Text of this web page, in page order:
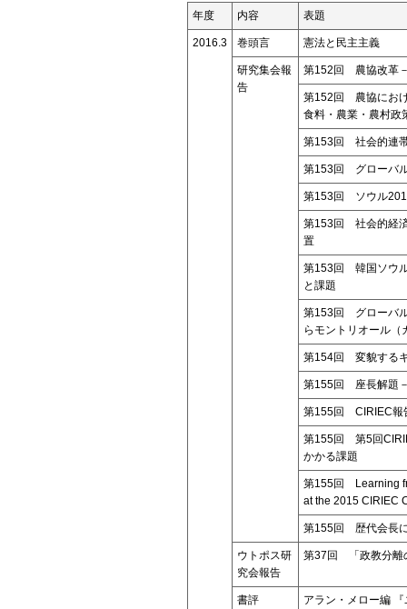
年度 内容 表題
2016.3 巻頭言 憲法と民主主義
研究集会報
告
第152回 農協改革
第152回 農協にお
食料・農業・農村政
第153回 社会的連
第153回 グローバ
第153回 ソウル
第153回 社会的経
置
第153回 韓国ソウ
と課題
第153回 グローバ
らモントリオール（
第154回 変貌する
第155回 座長解題
第155回 CIRIEC報
第155回 第5回
かかる課題
第155回 Learning
at the 2015 CIRIEC
第155回 歴代会長
ウトポス研
究会報告
第37回 「政教分離
書評
アラン・メロー編